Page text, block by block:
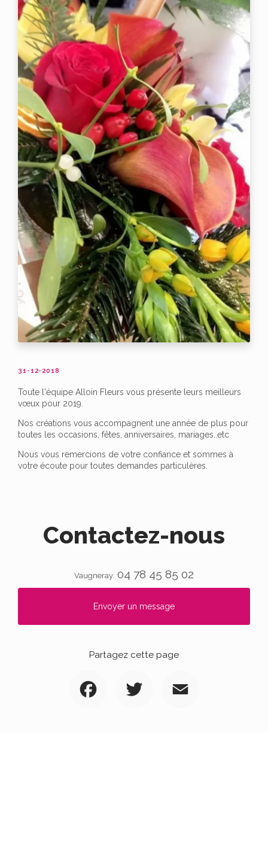
31-12-2018
Toute l'équipe Alloin Fleurs vous présente leurs meilleurs
vœux pour 2019.
Nos créations vous accompagnent une année de plus pour
toutes les occasions, fêtes, anniversaires, mariages..etc
Nous vous remercions de votre confiance et sommes à
votre écoute pour toutes demandes particulères.
Contactez-nous
Vaugneray. 04 78 45 85 02
Envoyer un message
Partagez cette page